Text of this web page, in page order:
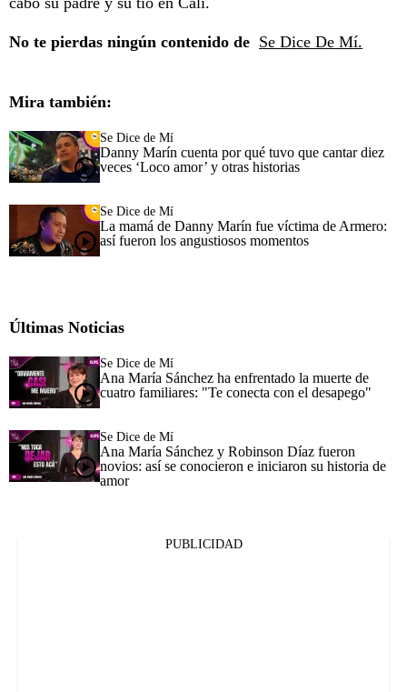
No te pierdas ningún contenido de Se Dice De Mí.
Mira también:
Se Dice de Mí
Danny Marín cuenta por qué tuvo que cantar diez
veces ‘Loco amor’ y otras historias
Se Dice de Mí
La mamá de Danny Marín fue víctima de Armero:
así fueron los angustiosos momentos
Últimas Noticias
Se Dice de Mí
Ana María Sánchez ha enfrentado la muerte de
cuatro familiares: "Te conecta con el desapego"
Se Dice de Mí
Ana María Sánchez y Robinson Díaz fueron
novios: así se conocieron e iniciaron su historia de
amor
PUBLICIDAD